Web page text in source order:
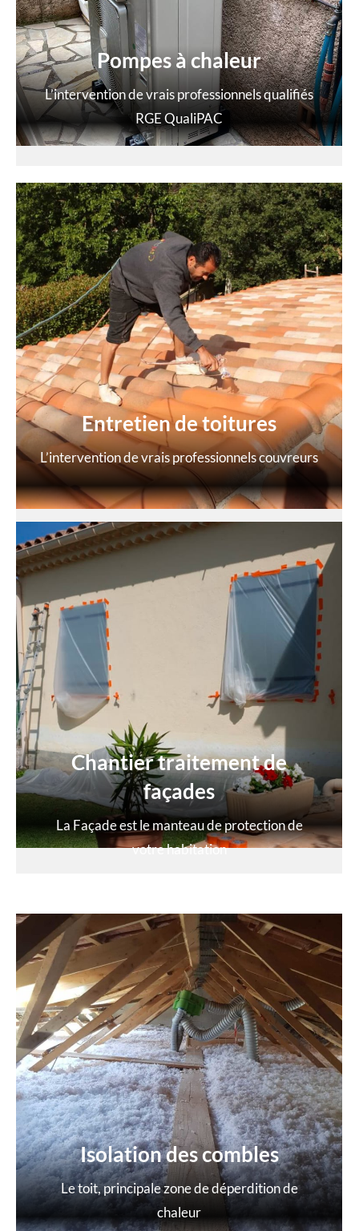
Pompes à chaleur
L’intervention de vrais professionnels qualifiés
RGE QualiPAC
Entretien de toitures
L’intervention de vrais professionnels couvreurs
Chantier traitement de
façades
La Façade est le manteau de protection de
votre habitation
Isolation des combles
Le toit, principale zone de déperdition de
chaleur